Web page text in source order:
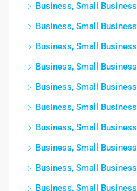
Business, Small Business
Business, Small Business
Business, Small Business
Business, Small Business
Business, Small Business
Business, Small Business
Business, Small Business
Business, Small Business
Business, Small Business
Business, Small Business